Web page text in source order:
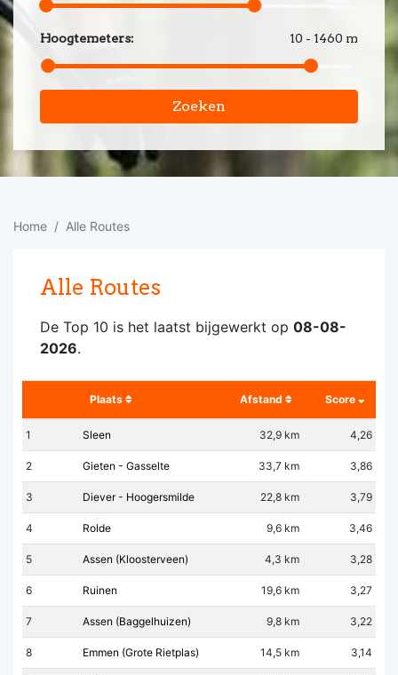
Hoogtemeters: 10 - 1460 m
Zoeken
Home Alle Routes
Alle Routes
De Top 10 is het laatst bijgewerkt op 08-08-
2026.
Plaats Afstand Score
1 Sleen 32,9 km 4,26
2 Gieten - Gasselte 33,7 km 3,86
3 Diever - Hoogersmilde 22,8 km 3,79
4 Rolde 9,6 km 3,46
5 Assen (Kloosterveen) 4,3 km 3,28
6 Ruinen 19,6 km 3,27
7 Assen (Baggelhuizen) 9,8 km 3,22
8 Emmen (Grote Rietplas) 14,5 km 3,14